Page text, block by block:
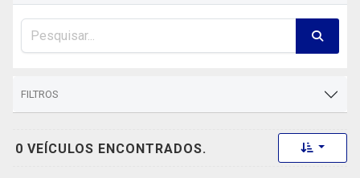
FILTROS
0 VEÍCULOS ENCONTRADOS. Toggle